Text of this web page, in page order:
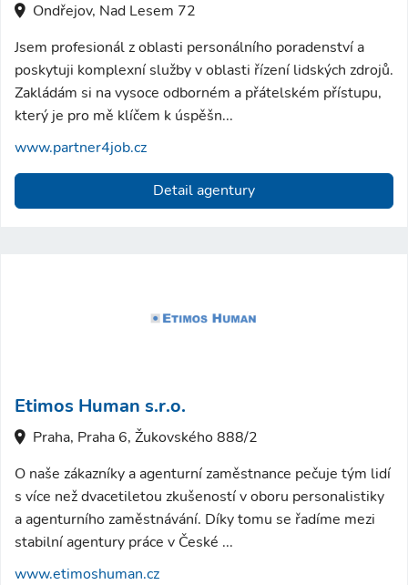
Ondřejov, Nad Lesem 72
Jsem profesionál z oblasti personálního poradenství a
poskytuji komplexní služby v oblasti řízení lidských zdrojů.
Zakládám si na vysoce odborném a přátelském přístupu,
který je pro mě klíčem k úspěšn...
www.partner4job.cz
Detail agentury
Etimos Human s.r.o.
Praha, Praha 6, Žukovského 888/2
O naše zákazníky a agenturní zaměstnance pečuje tým lidí
s více než dvacetiletou zkušeností v oboru personalistiky
a agenturního zaměstnávání. Díky tomu se řadíme mezi
stabilní agentury práce v České ...
www.etimoshuman.cz